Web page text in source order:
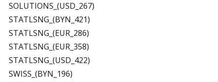
SOLUTIONS_(USD_267)
STATLSNG_(BYN_421)
STATLSNG_(EUR_286)
STATLSNG_(EUR_358)
STATLSNG_(USD_422)
SWISS_(BYN_196)